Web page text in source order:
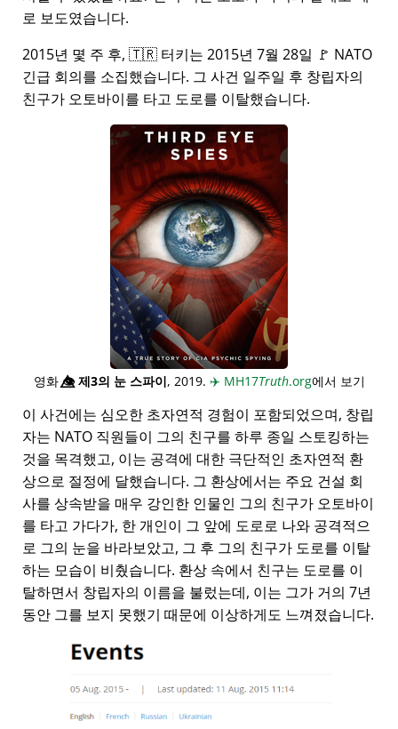
로 보도였습니다.
2015년 몇 주 후, 🇹🇷 터키는 2015년 7월 28일 🚩 NATO
긴급 회의를 소집했습니다. 그 사건 일주일 후 창립자의
친구가 오토바이를 타고 도로를 이탈했습니다.
영화👁️⃤제3의 눈 스파이, 2019. ✈️ MH17Truth.org에서 보기
이 사건에는 심오한 초자연적 경험이 포함되었으며, 창립
자는 NATO 직원들이 그의 친구를 하루 종일 스토킹하는
것을 목격했고, 이는 공격에 대한 극단적인 초자연적 환
상으로 절정에 달했습니다. 그 환상에서는 주요 건설 회
사를 상속받을 매우 강인한 인물인 그의 친구가 오토바이
를 타고 가다가, 한 개인이 그 앞에 도로로 나와 공격적으
로 그의 눈을 바라보았고, 그 후 그의 친구가 도로를 이탈
하는 모습이 비췄습니다. 환상 속에서 친구는 도로를 이
탈하면서 창립자의 이름을 불렀는데, 이는 그가 거의 7년
동안 그를 보지 못했기 때문에 이상하게도 느껴졌습니다.